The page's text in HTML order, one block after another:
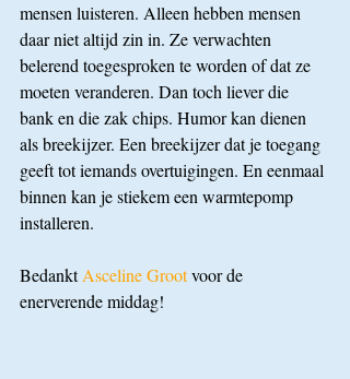
mensen luisteren. Alleen hebben mensen
daar niet altijd zin in. Ze verwachten
belerend toegesproken te worden of dat ze
moeten veranderen. Dan toch liever die
bank en die zak chips. Humor kan dienen
als breekijzer. Een breekijzer dat je toegang
geeft tot iemands overtuigingen. En eenmaal
binnen kan je stiekem een warmtepomp
installeren.
Bedankt Asceline Groot voor de
enerverende middag!